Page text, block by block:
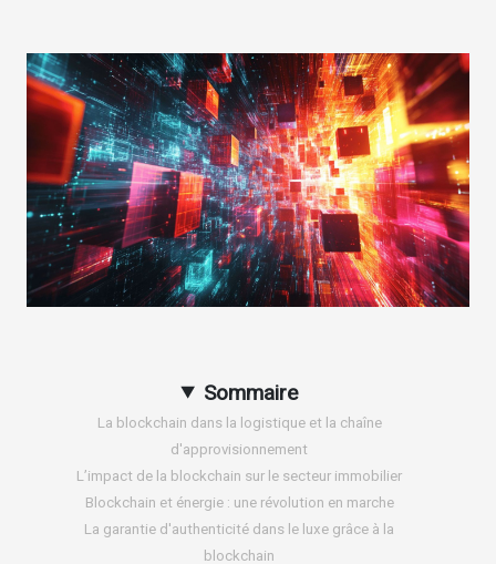
Sommaire
La blockchain dans la logistique et la chaîne
d'approvisionnement
L’impact de la blockchain sur le secteur immobilier
Blockchain et énergie : une révolution en marche
La garantie d'authenticité dans le luxe grâce à la
blockchain